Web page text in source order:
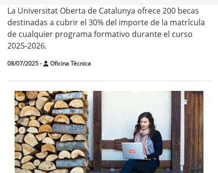
La Universitat Oberta de Catalunya ofrece 200 becas
destinadas a cubrir el 30% del importe de la matrícula
de cualquier programa formativo durante el curso
2025-2026.
08/07/2025- Oficina Tècnica